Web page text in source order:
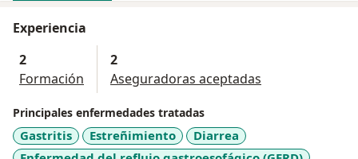
Experiencia
2
Formación
2
Aseguradoras aceptadas
Principales enfermedades tratadas
Gastritis Estreñimiento
Diarrea